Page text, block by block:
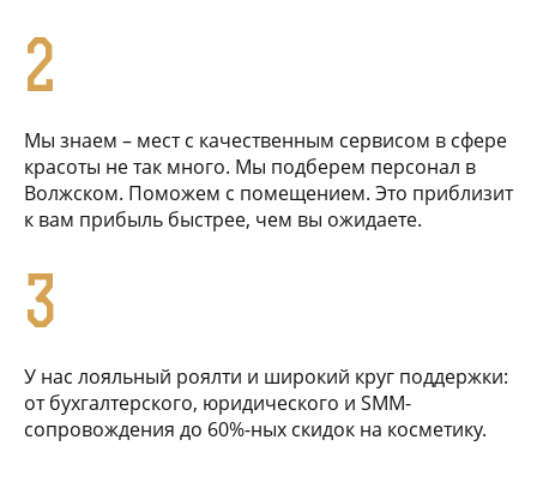
2
Мы знаем – мест с качественным сервисом в сфере
красоты не так много. Мы подберем персонал в
Волжском. Поможем с помещением. Это приблизит
к вам прибыль быстрее, чем вы ожидаете.
3
У нас лояльный роялти и широкий круг поддержки:
от бухгалтерского, юридического и SMM-
сопровождения до 60%-ных скидок на косметику.